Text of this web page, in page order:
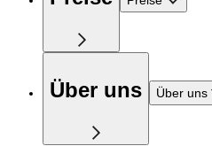
Über uns Über uns